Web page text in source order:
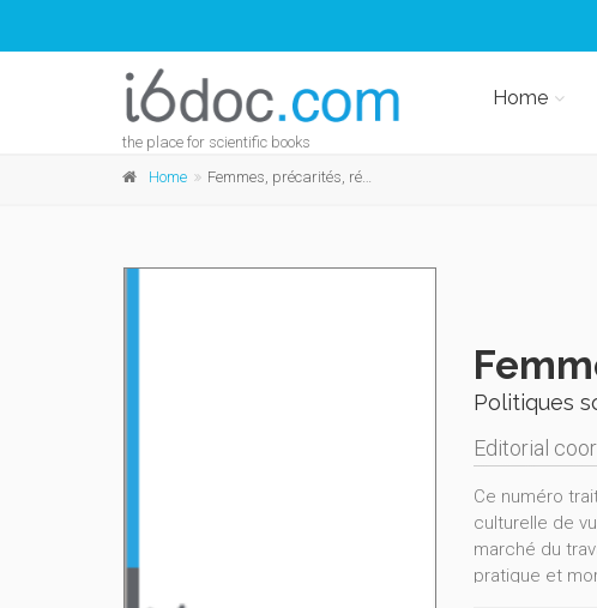
the place for scientific books
Home
Home Femmes, précarités, résilience
Politiques
Editorial
Ce numéro
culturelle de
marché du
pratique et